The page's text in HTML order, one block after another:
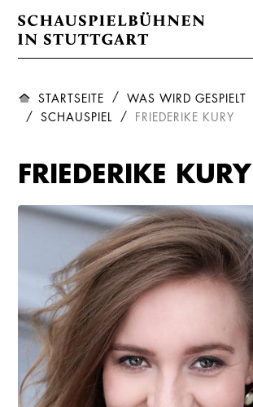
STARTSEITE WAS WIRD GESPIELT
SCHAUSPIEL
FRIEDERIKE KURY
FRIEDERIKE KURY